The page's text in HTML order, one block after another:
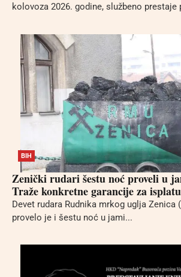
kolovoza 2026. godine, službeno prestaje
BIH
Zenički rudari šestu noć proveli u
Traže konkretne garancije za
Devet rudara Rudnika mrkog uglja Zenica
provelo je i šestu noć u jami...